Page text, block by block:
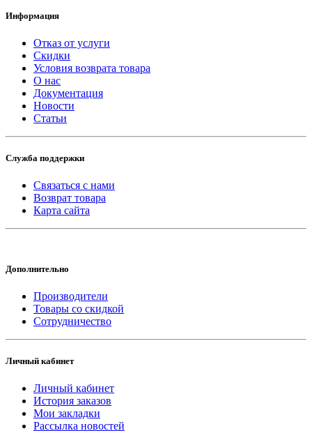
Информация
Отказ от услуги
Скидки
Условия возврата товара
О нас
Документация
Новости
Статьи
Служба поддержки
Связаться с нами
Возврат товара
Карта сайта
Дополнительно
Производители
Товары со скидкой
Сотрудничество
Личный кабинет
Личный кабинет
История заказов
Мои закладки
Рассылка новостей